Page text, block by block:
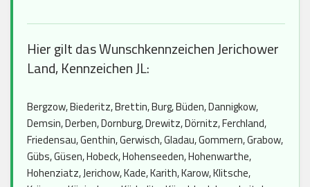
Hier gilt das Wunschkennzeichen Jerichower
Land, Kennzeichen JL:
Bergzow, Biederitz, Brettin, Burg, Büden, Dannigkow,
Demsin, Derben, Dornburg, Drewitz, Dörnitz, Ferchland,
Friedensau, Genthin, Gerwisch, Gladau, Gommern, Grabow,
Gübs, Güsen, Hobeck, Hohenseeden, Hohenwarthe,
Hohenziatz, Jerichow, Kade, Karith, Karow, Klitsche,